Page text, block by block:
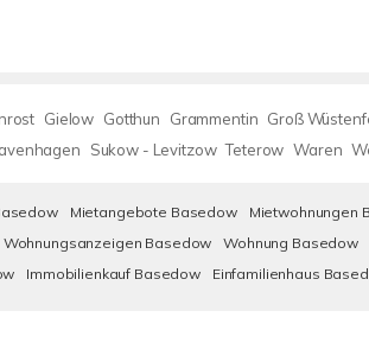
Gielow Gotthun Grammentin Groß
Sukow - Levitzow Teterow Waren
Mietangebote Basedow Mietwohnungen
Wohnungsanzeigen Basedow Wohnung Basedow
Immobilienkauf Basedow Einfamilienhaus